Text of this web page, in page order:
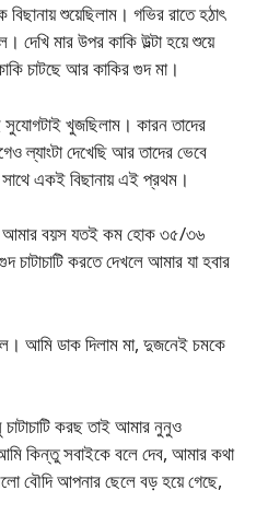
শুয়েছিলাম। গভির রাতে হঠাৎ
দেখি মার উপর কাকি উল্টা হয়ে শুয়ে
চাটছে আর কাকির গুদ মা।
খুজছিলাম। কারন তাদের
ল্যাংটা দেখেছি আর তাদের ভেবে
একই বিছানায় এই প্রথম।
আমার বয়স যতই কম হোক ৩৫/৩৬
চাটাচাটি করতে দেখলে আমার যা হবার
আমি ডাক দিলাম মা, দুজনেই চমকে
করছ তাই আমার নুনুও
কিন্তু সবাইকে বলে দেব, আমার কথা
বৌদি আপনার ছেলে বড় হয়ে গেছে,